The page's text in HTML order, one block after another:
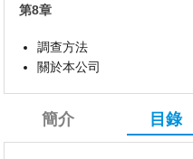
第8章
調查方法
關於本公司
簡介 目錄